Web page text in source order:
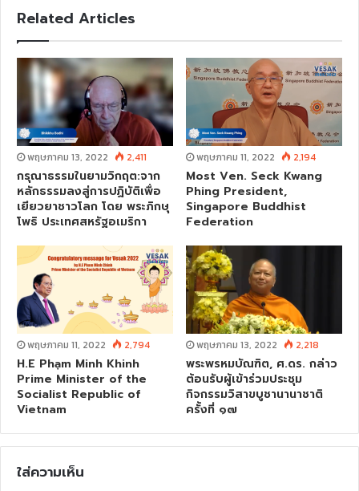
t
e
Related Articles
พฤษภาคม 13, 2022 2,411
กรุณาธรรมในยามวิกฤต:จาก
หลักธรรมลงสู่การปฏิบัติเพื่อ
เยียวยาชาวโลก โดย พระภิกษุ
โพธิ ประเทศสหรัฐอเมริกา
พฤษภาคม 11, 2022 2,194
Most Ven. Seck Kwang
Phing President,
Singapore Buddhist
Federation
พฤษภาคม 11, 2022 2,794
H.E Phạm Minh Khinh
Prime Minister of the
Socialist Republic of
Vietnam
พฤษภาคม 13, 2022 2,218
พระพรหมบัณฑิต, ศ.ดร. กล่าว
ต้อนรับผู้เข้าร่วมประชุม
กิจกรรมวิสาขบูชานานาชาติ
ครั้งที่ ๑๗
ใส่ความเห็น